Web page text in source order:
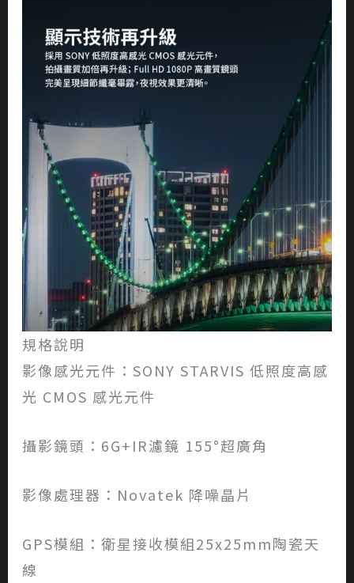
規格說明
影像感光元件：SONY STARVIS 低照度高感
光 CMOS 感光元件
攝影鏡頭：6G+IR濾鏡 155°超廣角
影像處理器：Novatek 降噪晶片
GPS模組：衛星接收模組25x25mm陶瓷天
線